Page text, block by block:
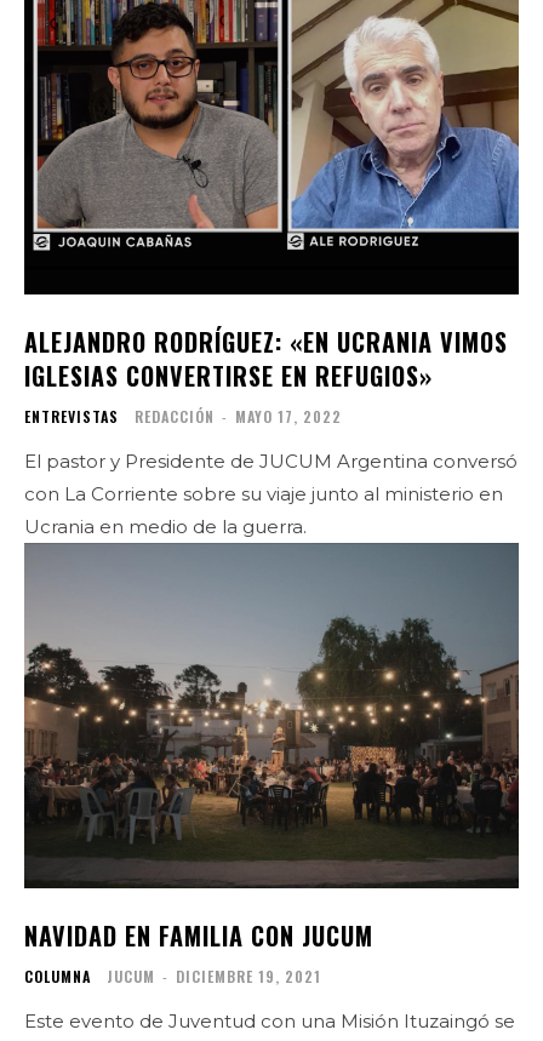
ALEJANDRO RODRÍGUEZ: «EN UCRANIA VIMOS
IGLESIAS CONVERTIRSE EN REFUGIOS»
ENTREVISTAS REDACCIÓN - MAYO 17, 2022
El pastor y Presidente de JUCUM Argentina conversó
con La Corriente sobre su viaje junto al ministerio en
Ucrania en medio de la guerra.
NAVIDAD EN FAMILIA CON JUCUM
COLUMNA JUCUM - DICIEMBRE 19, 2021
Este evento de Juventud con una Misión Ituzaingó se